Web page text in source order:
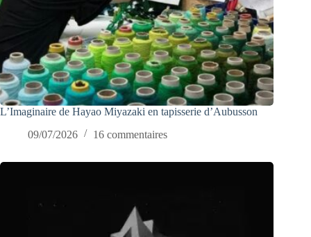
L’Imaginaire de Hayao Miyazaki en tapisserie d’Aubusson
09/07/2026
16 commentaires